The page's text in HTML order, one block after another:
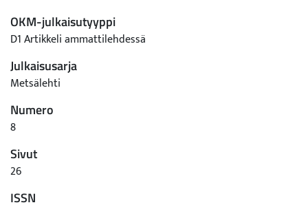
OKM-julkaisutyyppi
D1 Artikkeli ammattilehdessä
Julkaisusarja
Metsälehti
Numero
8
Sivut
26
ISSN